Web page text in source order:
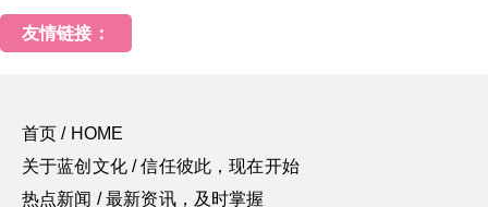
友情链接：
首页 / HOME
关于蓝创文化 / 信任彼此，现在开始
热点新闻 / 最新资讯，及时掌握